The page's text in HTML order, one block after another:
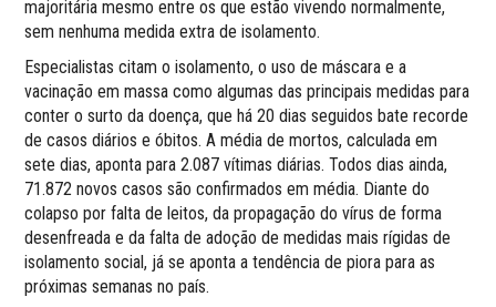
majoritária mesmo entre os que estão vivendo normalmente,
sem nenhuma medida extra de isolamento.
Especialistas citam o isolamento, o uso de máscara e a
vacinação em massa como algumas das principais medidas para
conter o surto da doença, que há 20 dias seguidos bate recorde
de casos diários e óbitos. A média de mortos, calculada em
sete dias, aponta para 2.087 vítimas diárias. Todos dias ainda,
71.872 novos casos são confirmados em média. Diante do
colapso por falta de leitos, da propagação do vírus de forma
desenfreada e da falta de adoção de medidas mais rígidas de
isolamento social, já se aponta a tendência de piora para as
próximas semanas no país.